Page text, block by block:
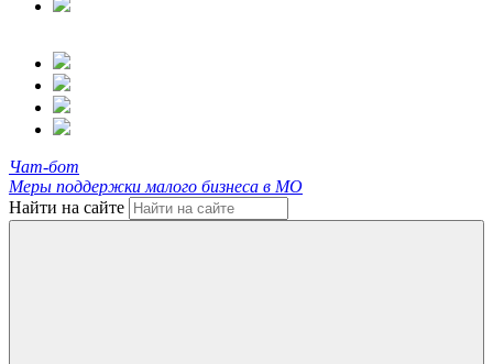
Чат-бот
Меры поддержки малого бизнеса в МО
Найти на сайте